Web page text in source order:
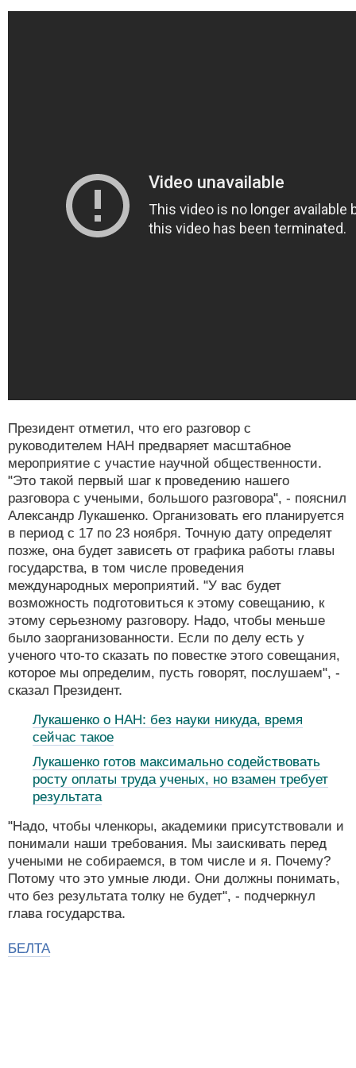
Президент отметил, что его разговор с
руководителем НАН предваряет масштабное
мероприятие с участие научной общественности.
"Это такой первый шаг к проведению нашего
разговора с учеными, большого разговора", - пояснил
Александр Лукашенко. Организовать его планируется
в период с 17 по 23 ноября. Точную дату определят
позже, она будет зависеть от графика работы главы
государства, в том числе проведения
международных мероприятий. "У вас будет
возможность подготовиться к этому совещанию, к
этому серьезному разговору. Надо, чтобы меньше
было заорганизованности. Если по делу есть у
ученого что-то сказать по повестке этого совещания,
которое мы определим, пусть говорят, послушаем", -
сказал Президент.
Лукашенко о НАН: без науки никуда, время
сейчас такое
Лукашенко готов максимально содействовать
росту оплаты труда ученых, но взамен требует
результата
"Надо, чтобы членкоры, академики присутствовали и
понимали наши требования. Мы заискивать перед
учеными не собираемся, в том числе и я. Почему?
Потому что это умные люди. Они должны понимать,
что без результата толку не будет", - подчеркнул
глава государства.
БЕЛТА